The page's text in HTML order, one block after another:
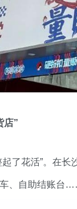
店”
了花活”。在
、自助结账台